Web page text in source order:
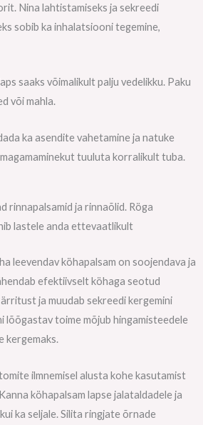
Nina lahtistamiseks ja sekreedi
sobib ka inhalatsiooni tegemine,
saaks võimalikult palju vedelikku. Paku
või mahla.
ka asendite vahetamine ja natuke
tuuluta korralikult tuba.
rinnapalsamid ja rinnaõlid. Röga
lastele anda ettevaatlikult
leevendav köhapalsam on soojendava ja
efektiivselt köhaga seotud
ja muudab sekreedi kergemini
lõõgastav toime mõjub hingamisteedele
kergemaks.
ilmnemisel alusta kohe kasutamist
köhapalsam lapse jalataldadele ja
ka seljale. Silita ringjate õrnade